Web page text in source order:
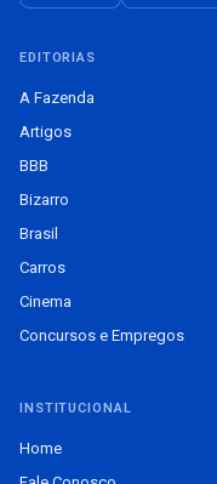
EDITORIAS
A Fazenda
Artigos
BBB
Bizarro
Brasil
Carros
Cinema
Concursos e Empregos
INSTITUCIONAL
Home